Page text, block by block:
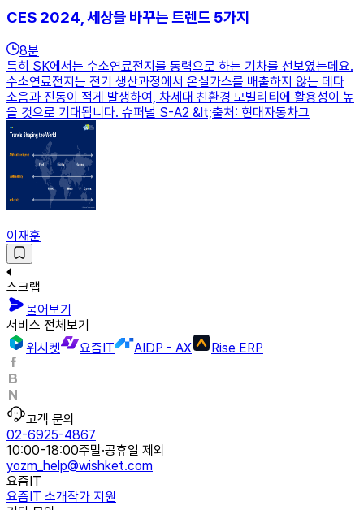
CES 2024, 세상을 바꾸는 트렌드 5가지
8분
특히 SK에서는 수소연료전지를 동력으로 하는 기차를 선보였는데요.
수소연료전지는 전기 생산과정에서 온실가스를 배출하지 않는 데다
소음과 진동이 적게 발생하여, 차세대 친환경 모빌리티에 활용성이 높
을 것으로 기대됩니다. 슈퍼널 S-A2 &lt;출처: 현대자동차그
이재훈
스크랩
물어보기
서비스 전체보기
위시켓
요즘IT AIDP - AX Rise ERP
고객 문의
02-6925-4867
10:00-18:00주말·공휴일 제외
yozm_help@wishket.com
요즘IT
요즘IT 소개작가 지원